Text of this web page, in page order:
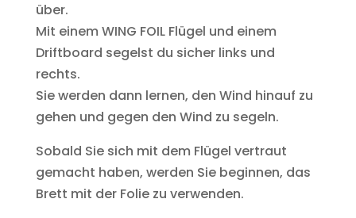
über.
Mit einem WING FOIL Flügel und einem
Driftboard segelst du sicher links und
rechts.
Sie werden dann lernen, den Wind hinauf zu
gehen und gegen den Wind zu segeln.
Sobald Sie sich mit dem Flügel vertraut
gemacht haben, werden Sie beginnen, das
Brett mit der Folie zu verwenden.